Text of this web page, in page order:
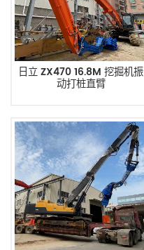
日立 ZX470 16.8M 挖掘机振
动打桩直臂